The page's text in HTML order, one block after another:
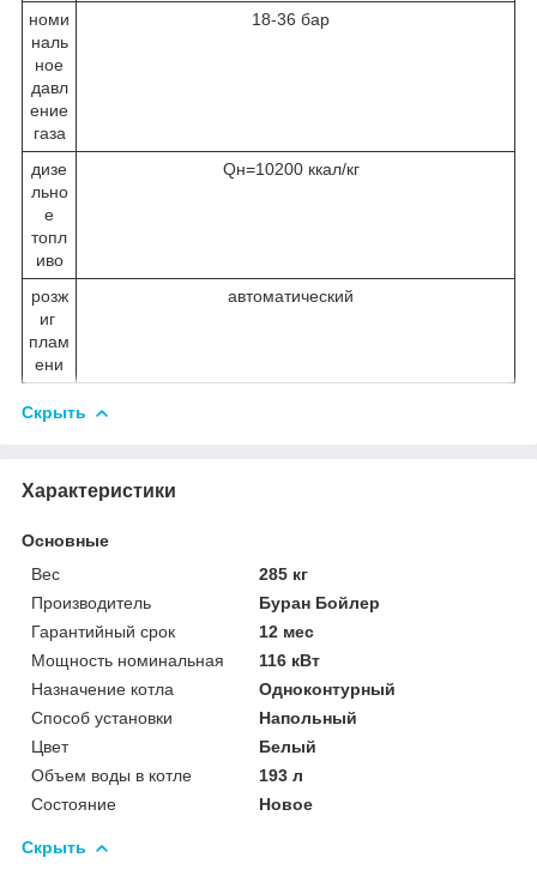
номи
наль
ное
давл
ение
газа
18-36 бар
дизе
льно
е
топл
иво
Qн=10200 ккал/кг
розж
иг
плам
ени
автоматический
Скрыть
Характеристики
Основные
Вес
285 кг
Производитель
Буран Бойлер
Гарантийный срок
12 мес
Мощность номинальная
116 кВт
Назначение котла
Одноконтурный
Способ установки
Напольный
Цвет
Белый
Объем воды в котле
193 л
Состояние
Новое
Скрыть